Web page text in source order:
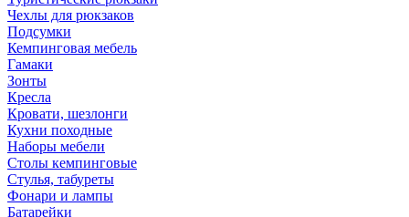
Чехлы для рюкзаков
Подсумки
Кемпинговая мебель
Гамаки
Зонты
Кресла
Кровати, шезлонги
Кухни походные
Наборы мебели
Столы кемпинговые
Стулья, табуреты
Фонари и лампы
Батарейки